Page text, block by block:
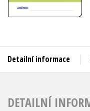
Beletrie pro děti
Detailní informace
DETAILNÍ